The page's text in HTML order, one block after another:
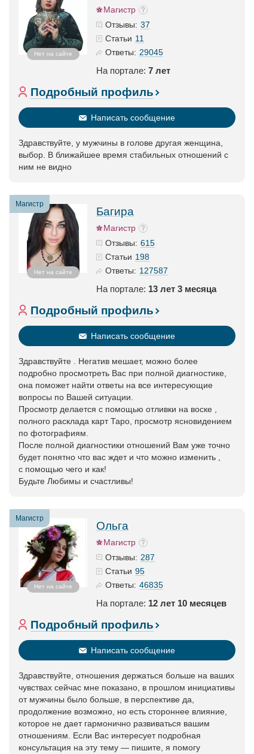
Нет на сайте
Магистр
Отзывы: 37
Статьи 11
Ответы: 29045
На портале: 7 лет
Подробный профиль
Написать сообщение
Здравствуйте, у мужчины в голове другая женщина,
выбор. В ближайшее время стабильных отношений с
ним не видно
Магистр
Нет на сайте
Багира
Магистр
Отзывы: 615
Статьи 198
Ответы: 127587
На портале: 13 лет 3 месяца
Подробный профиль
Написать сообщение
Здравствуйте . Негатив мешает, можно более
подробно просмотреть Вас при полной диагностике,
она поможет найти ответы на все интересующие
вопросы по Вашей ситуации.
Просмотр делается с помощью отливки на воске ,
полного расклада карт Таро, просмотр ясновидением
по фотографиям.
После полной диагностики отношений Вам уже точно
будет понятно что вас ждет и что можно изменить ,
с помощью чего и как!
Будьте Любимы и счастливы!
Магистр
Нет на сайте
Ольга
Магистр
Отзывы: 287
Статьи 95
Ответы: 46835
На портале: 12 лет 10 месяцев
Подробный профиль
Написать сообщение
Здравствуйте, отношения держаться больше на ваших
чувствах сейчас мне показано, в прошлом инициативы
от мужчины было больше, в перспективе да,
продолжение возможно, но есть стороннее влияние,
которое не дает гармонично развиваться вашим
отношениям. Если Вас интересует подробная
консультация на эту тему — пишите, я помогу